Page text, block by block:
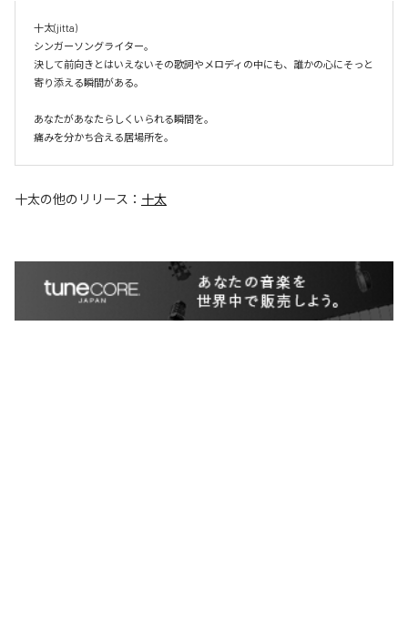
十太(jitta)
シンガーソングライター。
決して前向きとはいえないその歌詞やメロディの中にも、誰かの心にそっと
寄り添える瞬間がある。
あなたがあなたらしくいられる瞬間を。
痛みを分かち合える居場所を。
十太の他のリリース： 十太